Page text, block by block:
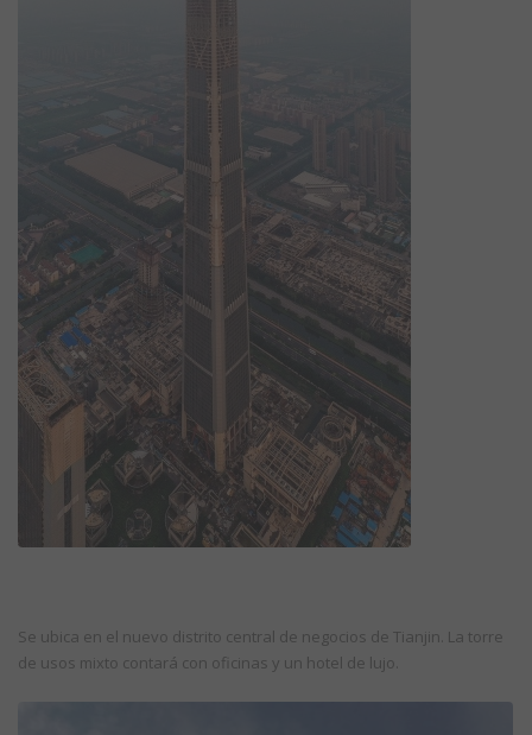
Se ubica en el nuevo distrito central de negocios de Tianjin. La torre
de usos mixto contará con oficinas y un hotel de lujo.